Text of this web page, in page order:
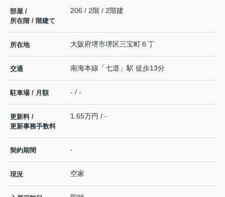
部屋 /
所在階 / 階建て
206 / 2階 / 2階建
所在地 大阪府堺市堺区三宝町６丁
交通 南海本線 「七道 」駅 徒歩13分
駐車場 / 月額 - / -
更新料 /
更新事務手数料
1.65万円 / -
契約期間 -
現況 空家